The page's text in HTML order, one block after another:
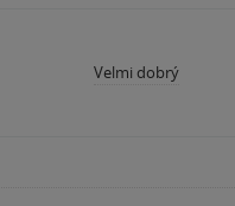
Velmi dobrý